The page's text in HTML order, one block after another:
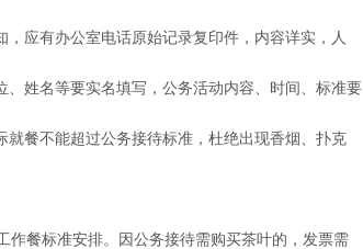
应有办公室电话原始记录复印件，内容详实，人
姓名等要实名填写，公务活动内容、时间、标准要
餐不能超过公务接待标准，杜绝出现香烟、扑克
作餐标准安排。因公务接待需购买茶叶的，发票需